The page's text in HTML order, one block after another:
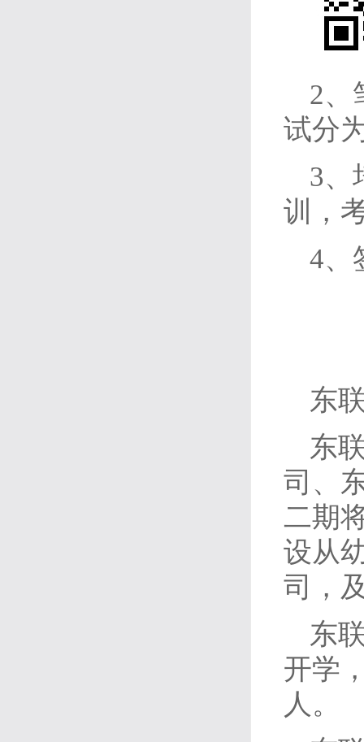
2、
试分
3、
训，
4、
东
东
司、
二期
设从
司，
东
开学
人。